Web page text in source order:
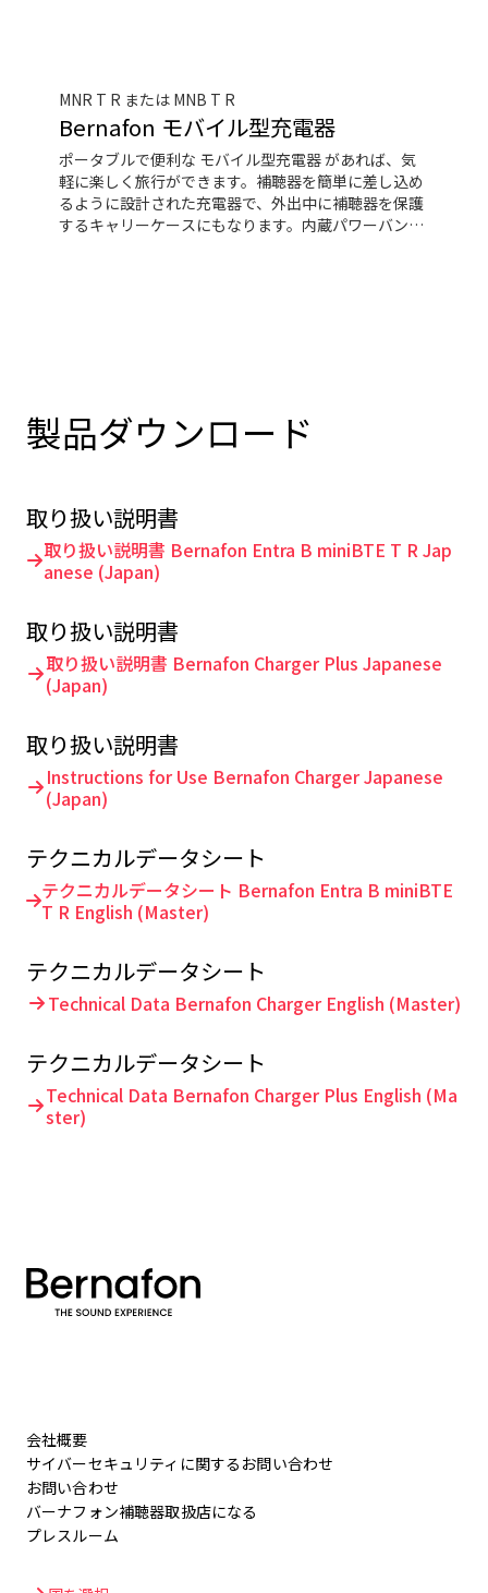
MNR T R または MNB T R
Bernafon モバイル型充電器
ポータブルで便利な モバイル型充電器 があれば、気
軽に楽しく旅行ができます。補聴器を簡単に差し込め
るように設計された充電器で、外出中に補聴器を保護
するキャリーケースにもなります。内蔵パワーバンク
製品ダウンロード
取り扱い説明書
取り扱い説明書 Bernafon Entra B miniBTE T R Jap
anese (Japan)
取り扱い説明書
取り扱い説明書 Bernafon Charger Plus Japanese
(Japan)
取り扱い説明書
Instructions for Use Bernafon Charger Japanese
(Japan)
テクニカルデータシート
テクニカルデータシート Bernafon Entra B miniBTE
T R English (Master)
テクニカルデータシート
Technical Data Bernafon Charger English (Master)
テクニカルデータシート
Technical Data Bernafon Charger Plus English (Ma
ster)
会社概要
サイバーセキュリティに関するお問い合わせ
お問い合わせ
バーナフォン補聴器取扱店になる
プレスルーム